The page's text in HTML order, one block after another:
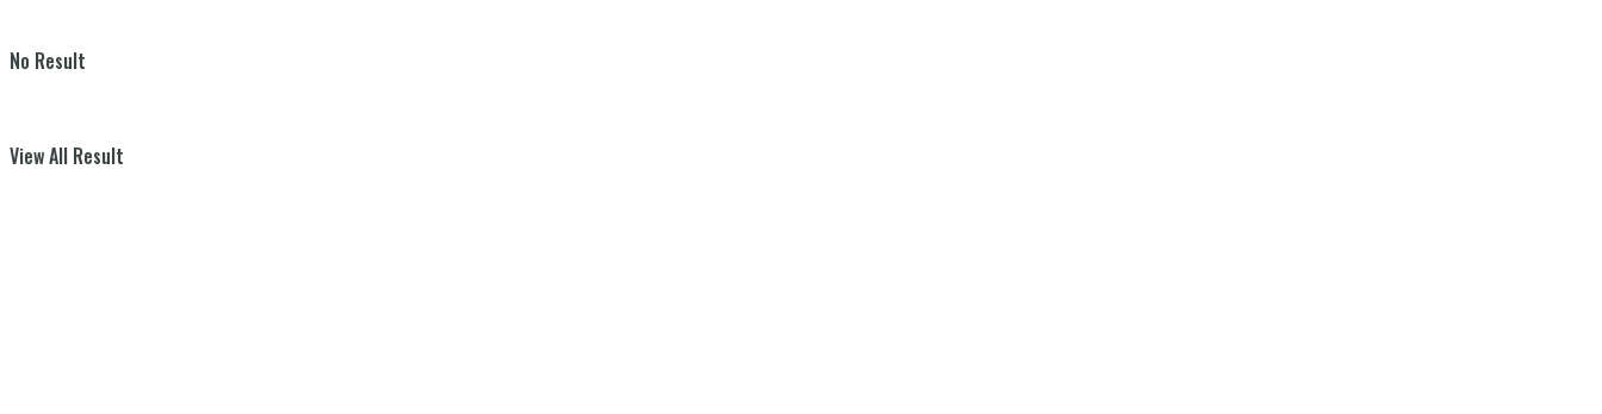
No Result
View All Result